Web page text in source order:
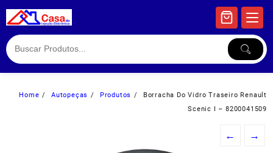
to
Home Autopeças Produtos
Borracha Do Vidro Traseiro Renault
Scenic I – 8200041509
← →